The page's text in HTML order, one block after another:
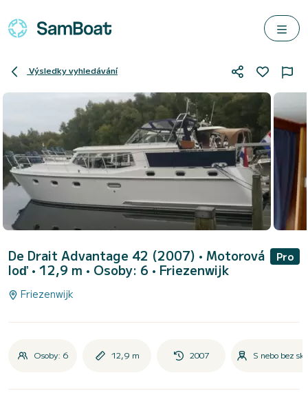
Výsledky vyhledávání
De Drait Advantage 42 (2007) • Motorová
loď • 12,9 m • Osoby: 6 • Friezenwijk
Pro
Friezenwijk
Osoby: 6 12,9 m 2007 S nebo bez